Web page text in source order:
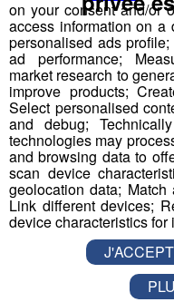
financier
L'agrandissement des
comprend trois
par le Conseil
euros. Cette aide
construction d’un
zone spécifique pour
on your consent and/or
access information on
personalised ads
ad performance;
market research to
improve products;
Select personalised
and debug;
technologies may
and browsing data to
scan device
geolocation data;
Link different devices;
device characteristics for